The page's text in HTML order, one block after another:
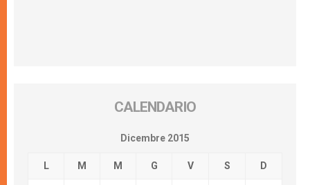
CALENDARIO
Dicembre 2015
L M M G V S D